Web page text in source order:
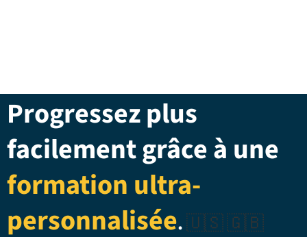
Progressez plus
facilement grâce à une
formation ultra-
personnalisée.🇺🇸 🇬🇧